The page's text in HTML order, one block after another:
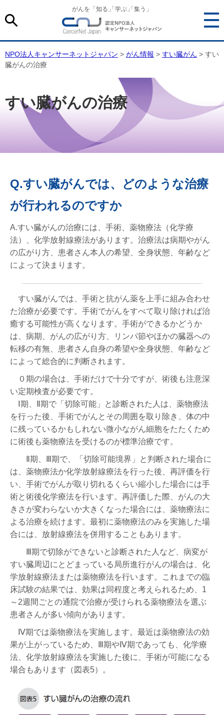
がんを「知る 「学ぶ 「集う」
NPO法人キャンサーネットジャパン > がん情報 > すい臓がん > すい
臓がんの治療
すい臓がんの治療
Q.すい臓がんでは、どのような治療
が行われるのですか
A.すい臓がんの治療には、手術、薬物療法（化学療
法）、化学放射線療法があります。治療法は病期やがん
の広がり方、患者さん本人の希望、全身状態、年齢など
によって決まります。
すい臓がんでは、手術と抗がん薬を上手に組み合わせ
た治療が必要です。手術でがんをすべて取り除ければ治
癒する可能性が高くなります。手術ができるかどうか
は、病期、がんの広がり方、リンパ節やほかの臓器への
転移の有無、患者さん自身の希望や全身状態、年齢など
によって総合的に判断されます。
０期の場合は、手術だけで十分ですが、術後も注意深
い定期検査が必要です。
Ⅰ期、Ⅱ期で「切除可能」と診断された人は、薬物療法
を行った後、手術でがんとその周囲を取り除き、体の中
に残っているかもしれない微小ながん細胞をたたくため
に術後も薬物療法を受けるのが標準治療です。
Ⅱ期、Ⅲ期で、「切除可能境界」と判断された場合に
は、薬物療法か化学放射線療法を行った後、再評価を行
い、手術でがんが取り切れるくらい縮小した場合には手
術と術後化学療法を行います。再評価した際、がんの大
きさが変わらないか大きくなった場合には、薬物療法に
よる治療を続けます。最初に薬物療法のみを実施した場
合には、放射線療法を併用することもあります。
Ⅲ期で切除ができないと診断された人など、病変が
すい臓周辺にとどまっている局所進行がんの場合は、化
学放射線療法または薬物療法を行います。これまでの臨
床試験の結果では、効果は同程度と考えられるため、1
～2週間ごとの通院で治療が受けられる薬物療法を選ぶ
患者さんが多い傾向があります。
Ⅳ期では薬物療法を実施します。最近は薬物療法の効
果が上がっているため、Ⅲ期やⅣ期であっても、化学療
法、化学放射線療法を実施した後に、手術が可能になる
場合もあります（図表5）。